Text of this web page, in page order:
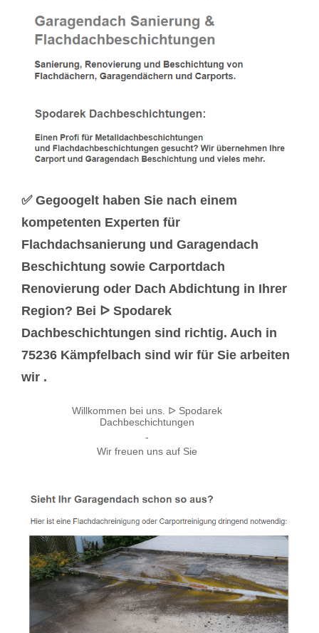
✅ Gegoogelt haben Sie nach einem
kompetenten Experten für
Flachdachsanierung und Garagendach
Beschichtung sowie Carportdach
Renovierung oder Dach Abdichtung in Ihrer
Region? Bei ᐅ Spodarek
Dachbeschichtungen sind richtig. Auch in
75236 Kämpfelbach sind wir für Sie arbeiten
wir .
Willkommen bei uns. ᐅ Spodarek
Dachbeschichtungen
-
Wir freuen uns auf Sie